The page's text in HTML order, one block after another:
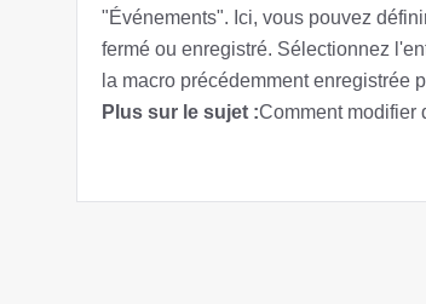
"Événements". Ici, vous pouvez
fermé ou enregistré. Sélectionnez
la macro précédemment enregistrée
Plus sur le sujet :Comment modifier